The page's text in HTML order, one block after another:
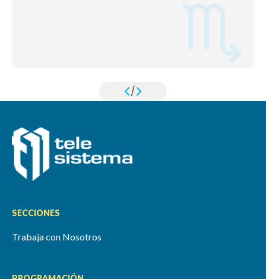
/
SECCIONES
Trabaja con Nosotros